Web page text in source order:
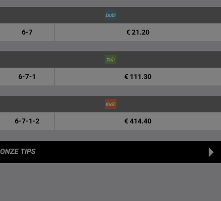
6-7 € 21.20
6-7-1 € 111.30
6-7-1-2 € 414.40
ONZE TIPS